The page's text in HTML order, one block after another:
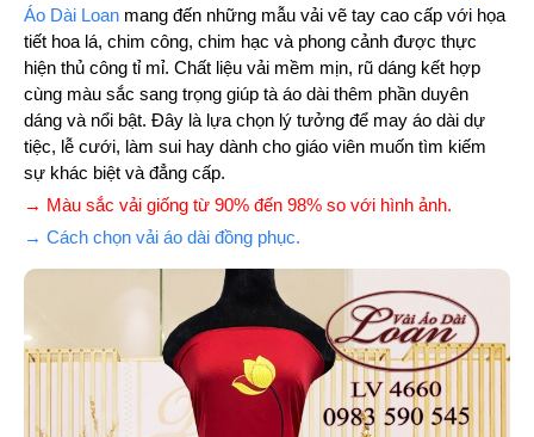
Áo Dài Loan mang đến những mẫu vải vẽ tay cao cấp với họa
tiết hoa lá, chim công, chim hạc và phong cảnh được thực
hiện thủ công tỉ mỉ. Chất liệu vải mềm mịn, rũ dáng kết hợp
cùng màu sắc sang trọng giúp tà áo dài thêm phần duyên
dáng và nổi bật. Đây là lựa chọn lý tưởng để may áo dài dự
tiệc, lễ cưới, làm sui hay dành cho giáo viên muốn tìm kiếm
sự khác biệt và đẳng cấp.
→ Màu sắc vải giống từ 90% đến 98% so với hình ảnh.
→ Cách chọn vải áo dài đồng phục.